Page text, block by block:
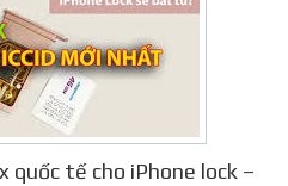
quốc tế cho iPhone lock –